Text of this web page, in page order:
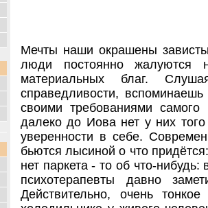
Мечты наши окрашены
люди постоянно жалуются
материальных благ.
справедливости,
своими требованиями
далеко до Иова нет у них того
уверенности в себе.
бьются лысиной о что
нет паркета - то об что-
психотерапевты давно
Действительно, очень